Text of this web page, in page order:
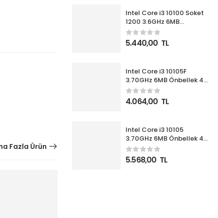
Intel Core i3 10100 Soket
1200 3.6GHz 6MB
Önbellek 4 Çekirdek 14nm
İşlemci Box UHD630 VGA
(Fanlı)
5.440,00 TL
Intel Core i3 10105F
3.70GHz 6MB Önbellek 4
Çekirdek 1200 14nm Box
İşlemci NOVGA (Fanlı)
4.064,00 TL
Intel Core i3 10105
3.70GHz 6MB Önbellek 4
Çekirdek 1200 14nm Box
İşlemci (Fanlı)
5.568,00 TL
Fazla Ürün